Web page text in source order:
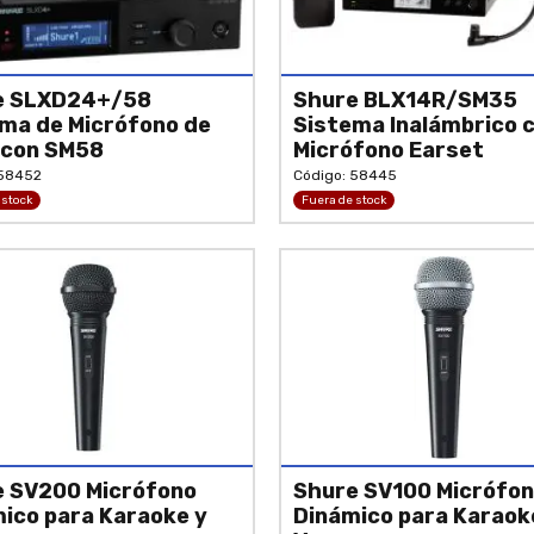
SLXD24+/58
de Micrófono de
SM58
Shure BLX14R/SM35
Sistema Inalámbrico
Micrófono Earset
Código: 58445
Fuera de stock
SV200 Micrófono
para Karaoke y
Shure SV100
Dinámico para